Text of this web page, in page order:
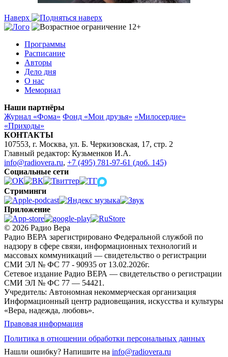
Наверх
Программы
Расписание
Авторы
Дело дня
О нас
Мемориал
Наши партнёры
Журнал «Фома» Фонд «Мои друзья» «Милосердие»
«Приходы»
КОНТАКТЫ
107553, г. Москва, ул. Б. Черкизовская, 17, стр. 2
Главный редактор: Кузьменков И.А.
info@radiovera.ru, +7 (495) 781-97-61 (доб. 145)
Социальные сети
Стриминги
Приложение
© 2026 Радио Вера
Радио ВЕРА зарегистрировано Федеральной службой по
надзору в сфере связи, информационных технологий и
массовых коммуникаций — свидетельство о регистрации
СМИ ЭЛ № ФС 77 - 90935 от 13.02.2026г.
Сетевое издание Радио ВЕРА — свидетельство о регистрации
СМИ ЭЛ № ФС 77 — 54421.
Учредитель: Автономная некоммерческая организация
Информационный центр радиовещания, искусства и культуры
«Вера, надежда, любовь».
Правовая информация
Политика в отношении обработки персональных данных
Нашли ошибку? Напишите на info@radiovera.ru